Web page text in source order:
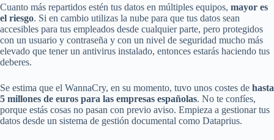
Cuanto más repartidos estén tus datos en múltiples equipos, mayor es
el riesgo. Si en cambio utilizas la nube para que tus datos sean
accesibles para tus empleados desde cualquier parte, pero protegidos
con un usuario y contraseña y con un nivel de seguridad mucho más
elevado que tener un antivirus instalado, entonces estarás haciendo tus
deberes.
Se estima que el WannaCry, en su momento, tuvo unos costes de hasta
5 millones de euros para las empresas españolas. No te confíes,
porque estás cosas no pasan con previo aviso. Empieza a gestionar tus
datos desde un sistema de gestión documental como Dataprius.